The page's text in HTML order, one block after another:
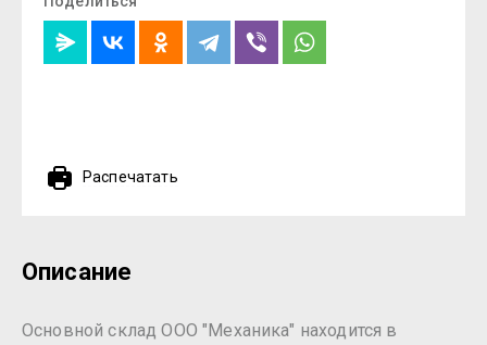
Распечатать
Описание
Основной склад ООО "Механика" находится в